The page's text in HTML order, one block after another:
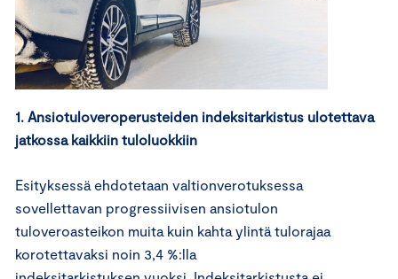
1. Ansiotuloveroperusteiden indeksitarkistus ulotettava
jatkossa kaikkiin tuloluokkiin
Esityksessä ehdotetaan valtionverotuksessa
sovellettavan progressiivisen ansiotulon
tuloveroasteikon muita kuin kahta ylintä tulorajaa
korotettavaksi noin 3,4 %:lla